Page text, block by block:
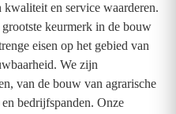
en service waarderen.
keurmerk in de bouw
eisen op het gebied van
We zijn
van de bouw van agrarische
bedrijfspanden. Onze